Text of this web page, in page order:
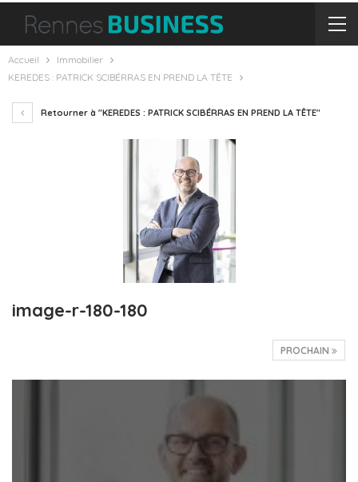
Accueil
Immobilier
KEREDES : PATRICK SCIBÉRRAS EN PREND LA TÊTE
Retourner à "KEREDES : PATRICK SCIBÉRRAS EN PREND LA TÊTE"
image-r-180-180
PROCHAIN